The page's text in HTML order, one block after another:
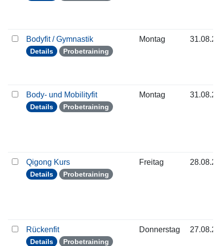
Bodyfit / Gymnastik
Details Probetraining
Montag
Body- und Mobilityfit
Details Probetraining
Montag
Qigong Kurs
Details Probetraining
Freitag
Rückenfit
Details Probetraining
Donnerstag